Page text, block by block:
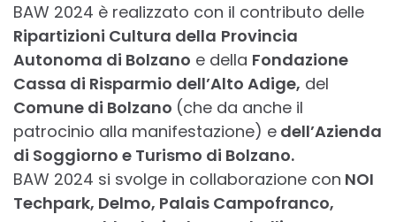
BAW 2024 è realizzato con il contributo delle
Ripartizioni Cultura della Provincia
Autonoma di Bolzano e della Fondazione
Cassa di Risparmio dell’Alto Adige, del
Comune di Bolzano (che da anche il
patrocinio alla manifestazione) e dell’Azienda
di Soggiorno e Turismo di Bolzano.
BAW 2024 si svolge in collaborazione con NOI
Techpark, Delmo, Palais Campofranco,